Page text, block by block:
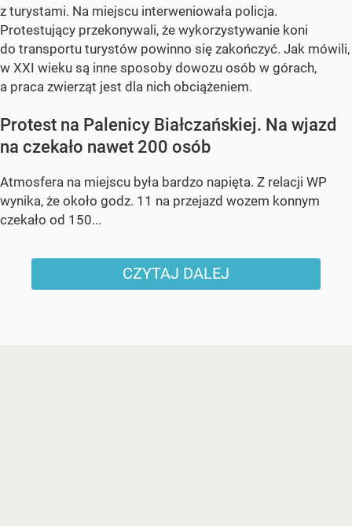
z turystami. Na miejscu interweniowała policja.
Protestujący przekonywali, że wykorzystywanie koni
do transportu turystów powinno się zakończyć. Jak mówili,
w XXI wieku są inne sposoby dowozu osób w górach,
a praca zwierząt jest dla nich obciążeniem.
Protest na Palenicy Białczańskiej. Na wjazd
na czekało nawet 200 osób
Atmosfera na miejscu była bardzo napięta. Z relacji WP
wynika, że około godz. 11 na przejazd wozem konnym
czekało od 150...
CZYTAJ DALEJ